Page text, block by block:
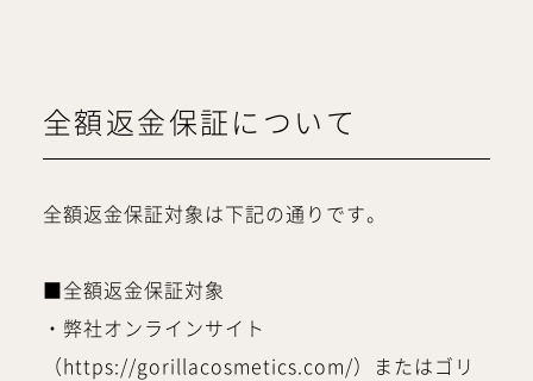
全額返金保証について
全額返金保証対象は下記の通りです。
■全額返金保証対象
・弊社オンラインサイト
（https://gorillacosmetics.com/）またはゴリ